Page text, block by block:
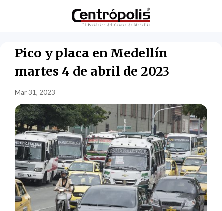
Pico y placa en Medellín
martes 4 de abril de 2023
Mar 31, 2023